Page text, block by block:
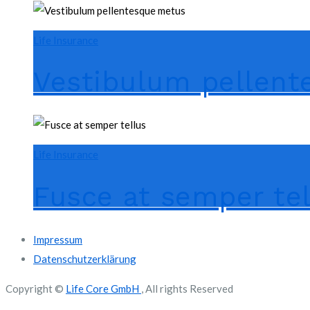
Life Insurance
Vestibulum
Life Insurance
Fusce at semper
Impressum
Datenschutzerklärung
Copyright © Life Core GmbH , All rights Reserved